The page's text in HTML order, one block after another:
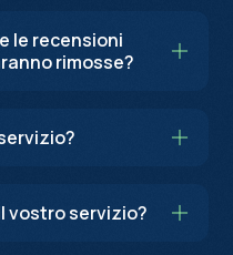
le recensioni
rimosse?
vostro servizio?